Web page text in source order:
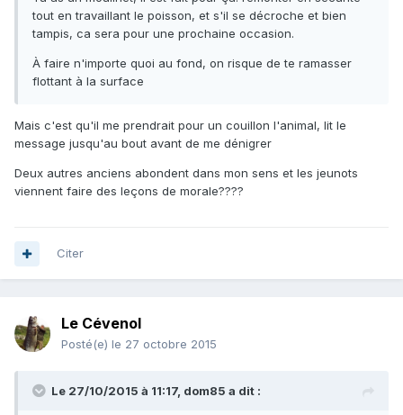
tout en travaillant le poisson, et s'il se décroche et bien
tampis, ca sera pour une prochaine occasion.
À faire n'importe quoi au fond, on risque de te ramasser
flottant à la surface
Mais c'est qu'il me prendrait pour un couillon l'animal, lit le
message jusqu'au bout avant de me dénigrer
Deux autres anciens abondent dans mon sens et les jeunots
viennent faire des leçons de morale????
Citer
Le Cévenol
Posté(e) le 27 octobre 2015
Le 27/10/2015 à 11:17, dom85 a dit :